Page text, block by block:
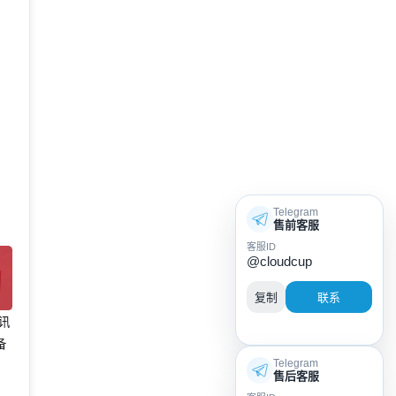
Telegram
售前客服
客服ID
@cloudcup
复制 联系
Telegram
售后客服